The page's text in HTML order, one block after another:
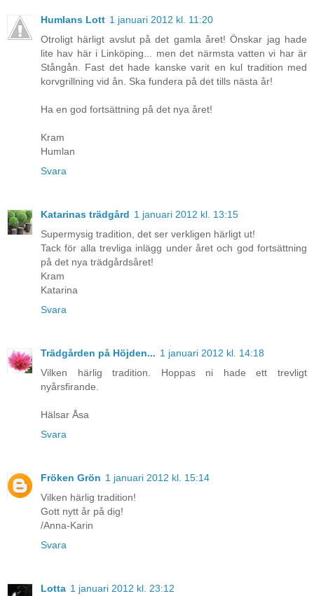
Humlans Lott 1 januari 2012 kl. 11:20
Otroligt härligt avslut på det gamla året! Önskar jag hade
lite hav här i Linköping... men det närmsta vatten vi har är
Stångån. Fast det hade kanske varit en kul tradition med
korvgrillning vid ån. Ska fundera på det tills nästa år!
Ha en god fortsättning på det nya året!
Kram
Humlan
Svara
Katarinas trädgård 1 januari 2012 kl. 13:15
Supermysig tradition, det ser verkligen härligt ut!
Tack för alla trevliga inlägg under året och god fortsättning
på det nya trädgårdsåret!
Kram
Katarina
Svara
Trädgården på Höjden... 1 januari 2012 kl. 14:18
Vilken härlig tradition. Hoppas ni hade ett trevligt
nyårsfirande.
Hälsar Åsa
Svara
Fröken Grön 1 januari 2012 kl. 15:14
Vilken härlig tradition!
Gott nytt år på dig!
/Anna-Karin
Svara
Lotta 1 januari 2012 kl. 23:12